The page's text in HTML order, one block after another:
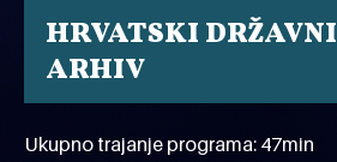
HRVATSKI DRŽAVNI
ARHIV
Ukupno trajanje programa: 47min